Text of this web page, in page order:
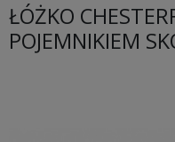
ŁÓŻKO
POJEMNIKIEM